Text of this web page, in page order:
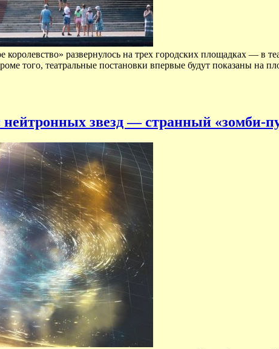
развернулось на трех городских площадках — в
того, театральные постановки впервые будут показаны на
звезд — странный «зомби-